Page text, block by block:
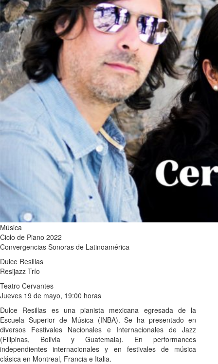
Música
Ciclo de Piano 2022
Convergencias Sonoras de Latinoamérica
Dulce Resillas
Resijazz Trío
Teatro Cervantes
Jueves 19 de mayo, 19:00 horas
Dulce Resillas es una pianista mexicana egresada de la
Escuela Superior de Música (INBA). Se ha presentado en
diversos Festivales Nacionales e Internacionales de Jazz
(Filipinas, Bolivia y Guatemala). En performances
independientes internacionales y en festivales de música
clásica en Montreal, Francia e Italia.